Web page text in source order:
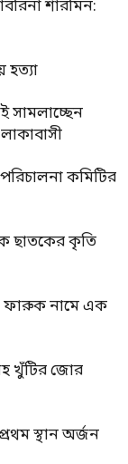
শারমিন:
হত্যা
সামলাচ্ছেন
কমিটির
ছাতকের কৃতি
ফারুক নামে এক
খুঁটির জোর
স্থান অর্জন